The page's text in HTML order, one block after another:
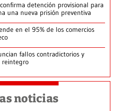
detención provisional para
una nueva prisión preventiva
en el 95% de los comercios
fallos contradictorios y
reintegro
noticias